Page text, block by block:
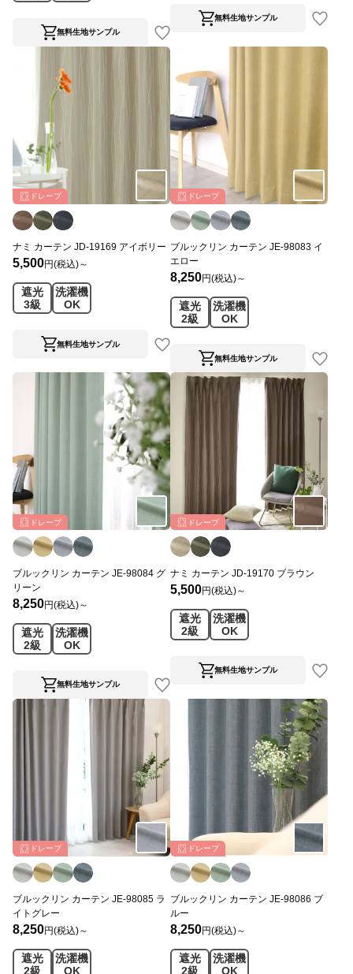
無料生地サンプル
無料生地サンプル
ドレープ
ナミ カーテン JD-19169 アイボリー
5,500円(税込)～
遮光
3級
洗濯機
OK
無料生地サンプル
ドレープ
ブルックリン カーテン JE-98083 イ
エロー
8,250円(税込)～
遮光
2級
洗濯機
OK
無料生地サンプル
ドレープ
ブルックリン カーテン JE-98084 グ
リーン
8,250円(税込)～
遮光
2級
洗濯機
OK
無料生地サンプル
ドレープ
ナミ カーテン JD-19170 ブラウン
5,500円(税込)～
遮光
2級
洗濯機
OK
無料生地サンプル
ドレープ
ブルックリン カーテン JE-98085 ラ
イトグレー
8,250円(税込)～
遮光
2級
洗濯機
OK
ドレープ
ブルックリン カーテン JE-98086 ブ
ルー
8,250円(税込)～
遮光
2級
洗濯機
OK